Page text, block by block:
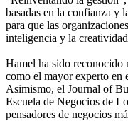
basadas en la confianza y
para que las
inteligencia y la
Hamel ha sido reconocido
como el mayor experto en
Asimismo, el Journal of
Escuela de Negocios de
pensadores de negocios